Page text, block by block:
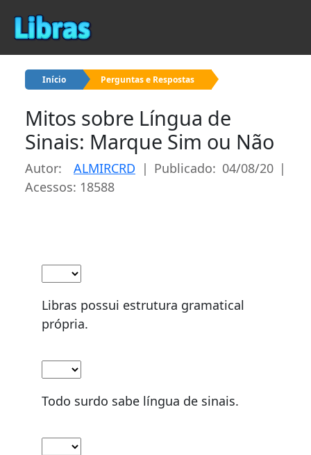
Início Perguntas e Respostas
Mitos sobre Língua de
Sinais: Marque Sim ou Não
Autor: ALMIRCRD | Publicado: 04/08/20 |
Acessos: 18588
Libras possui estrutura gramatical
própria.
Todo surdo sabe língua de sinais.